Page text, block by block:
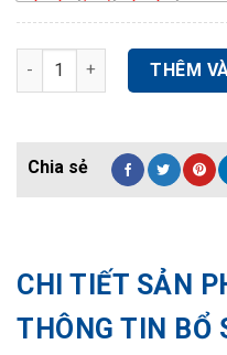
GIÀY PICKLEBALL TENNIS
THÊM
CHI TIẾT SẢN
THÔNG TIN BỔ